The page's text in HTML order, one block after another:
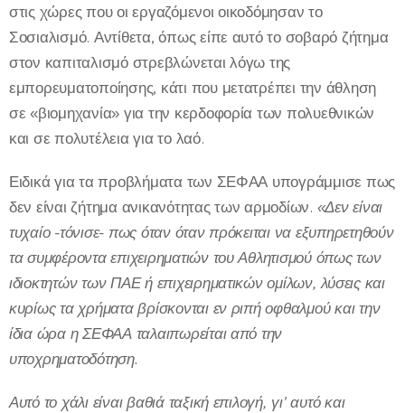
στις χώρες που οι εργαζόμενοι οικοδόμησαν το
Σοσιαλισμό. Αντίθετα, όπως είπε αυτό το σοβαρό ζήτημα
στον καπιταλισμό στρεβλώνεται λόγω της
εμπορευματοποίησης, κάτι που μετατρέπει την άθληση
σε «βιομηχανία» για την κερδοφορία των πολυεθνικών
και σε πολυτέλεια για το λαό.
Ειδικά για τα προβλήματα των ΣΕΦΑΑ υπογράμμισε πως
δεν είναι ζήτημα ανικανότητας των αρμοδίων. «Δεν είναι
τυχαίο -τόνισε- πως όταν όταν πρόκειται να εξυπηρετηθούν
τα συμφέροντα επιχειρηματιών του Αθλητισμού όπως των
ιδιοκτητών των ΠΑΕ ή επιχειρηματικών ομίλων, λύσεις και
κυρίως τα χρήματα βρίσκονται εν ριπή οφθαλμού και την
ίδια ώρα η ΣΕΦΑΑ ταλαιπωρείται από την
υποχρηματοδότηση.
Αυτό το χάλι είναι βαθιά ταξική επιλογή, γι' αυτό και